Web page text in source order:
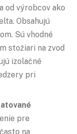
od výrobcov ako
Obsahujú
Sú vhodné
stožiari na zvod
izolačné
pri
pre
na